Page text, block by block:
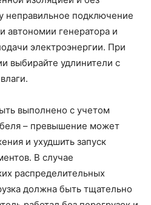
неправильное подключение
автономии генератора и
электроэнергии. При
выбирайте удлинители с
выполнено с учетом
– превышение может
и ухудшить запуск
В случае
распределительных
должна быть тщательно